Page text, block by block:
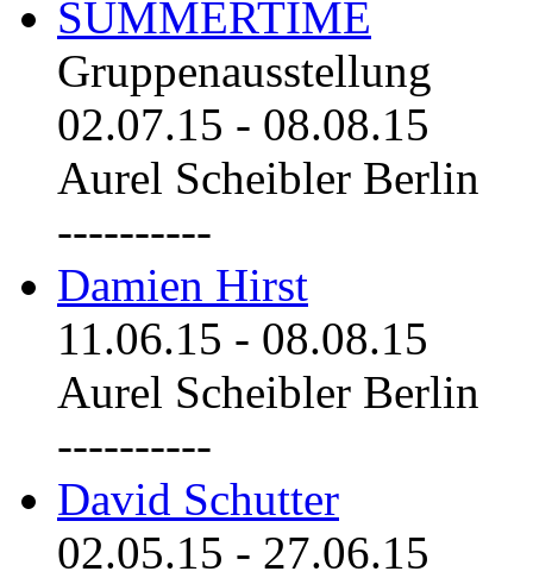
SUMMERTIME
Gruppenausstellung
02.07.15 - 08.08.15
Aurel Scheibler Berlin
----------
Damien Hirst
11.06.15 - 08.08.15
Aurel Scheibler Berlin
----------
David Schutter
02.05.15 - 27.06.15